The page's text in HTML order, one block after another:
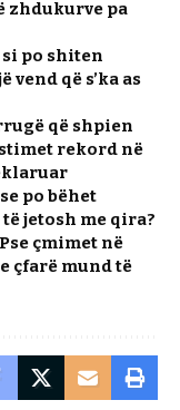
zhdukurve pa
po shiten
që s’ka as
që shpien
rekord në
po bëhet
jetosh me qira?
çmimet në
çfarë mund të